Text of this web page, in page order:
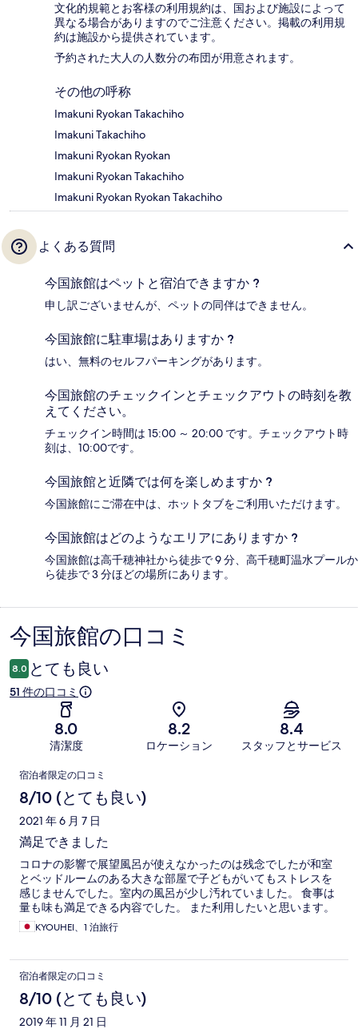
文化的規範とお客様の利用規約は、国および施設によって
異なる場合がありますのでご注意ください。掲載の利用規
約は施設から提供されています。
予約された大人の人数分の布団が用意されます。
その他の呼称
Imakuni Ryokan Takachiho
Imakuni Takachiho
Imakuni Ryokan Ryokan
Imakuni Ryokan Takachiho
Imakuni Ryokan Ryokan Takachiho
よくある質問
今国旅館はペットと宿泊できますか ?
申し訳ございませんが、ペットの同伴はできません。
今国旅館に駐車場はありますか ?
はい、無料のセルフパーキングがあります。
今国旅館のチェックインとチェックアウトの時刻を教
えてください。
チェックイン時間は 15:00 ～ 20:00 です。チェックアウト時
刻は、10:00です。
今国旅館と近隣では何を楽しめますか ?
今国旅館にご滞在中は、ホットタブをご利用いただけます。
今国旅館はどのようなエリアにありますか ?
今国旅館は高千穂神社から徒歩で 9 分、高千穂町温水プールか
ら徒歩で 3 分ほどの場所にあります。
口
コ
ミ
今国旅館の口コミ
8.0 とても良い
51 件の口コミ
8.0
清潔度
8.2
ロケーション
8.4
スタッフとサービス
口
コ
ミ
宿泊者限定の口コミ
8/10 (とても良い)
2021 年 6 月 7 日
満足できました
コロナの影響で展望風呂が使えなかったのは残念でしたが和室
とベッドルームのある大きな部屋で子どもがいてもストレスを
感じませんでした。室内の風呂が少し汚れていました。 食事は
量も味も満足できる内容でした。 また利用したいと思います。
KYOUHEI、1 泊旅行
宿泊者限定の口コミ
8/10 (とても良い)
2019 年 11 月 21 日